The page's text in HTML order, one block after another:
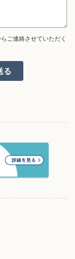
ご連絡させていただく